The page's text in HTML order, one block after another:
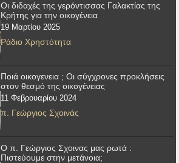
Οι διδαχές της γερόντισσας Γαλακτίας της
Κρήτης για την οικογένεια
19 Μαρτίου 2025
Ράδιο Χρηστότητα
Ποιά οικογενεια ; Οι σύγχρονες προκλήσεις
στον θεσμό της οικογένειας
11 Φεβρουαρίου 2024
π. Γεώργιος Σχοινάς
Ο π. Γεώργιος Σχοινας μας ρωτά :
Πιστεύουμε στην μετάνοια;